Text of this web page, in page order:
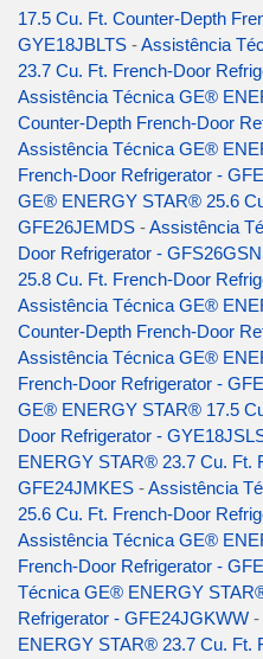
17.5 Cu. Ft. Counter-Depth
GYE18JBLTS -Assistência
23.7 Cu. Ft. French-Door
Assistência Técnica GE®
Counter-Depth French-Door
Assistência Técnica GE®
French-Door Refrigerator -
GE® ENERGY STAR® 25.6
GFE26JEMDS -Assistência
Door Refrigerator -
25.8 Cu. Ft. French-Door
Assistência Técnica GE®
Counter-Depth French-Door
Assistência Técnica GE®
French-Door Refrigerator -
GE® ENERGY STAR® 17.5
Door Refrigerator -
ENERGY STAR® 23.7 Cu. Ft.
GFE24JMKES -Assistência
25.6 Cu. Ft. French-Door
Assistência Técnica GE®
French-Door Refrigerator -
Técnica GE® ENERGY
Refrigerator - GFE24JGKWW -
ENERGY STAR® 23.7 Cu. Ft.